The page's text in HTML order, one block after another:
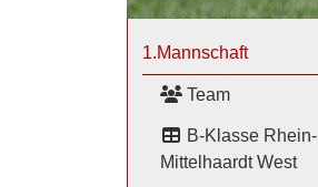
1.Mannschaft
Team
B-Klasse Rhein-
Mittelhaardt West